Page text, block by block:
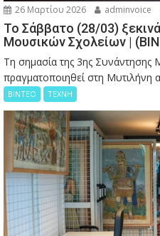
26 Μαρτίου 2026 adminvoice
Το Σάββατο (28/03)
Μουσικών Σχολείων |
Τη σημασία της 3ης
πραγματοποιηθεί στη Μυτιλήνη
ΒΙΝΤΕΟ ΤΕΧΝΗ